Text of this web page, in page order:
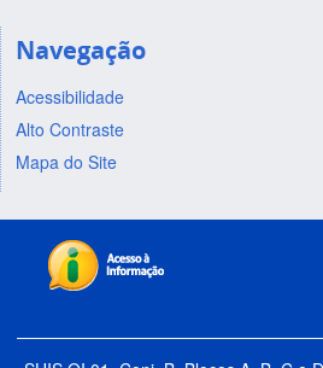
Navegação
Acessibilidade
Alto Contraste
Mapa do Site